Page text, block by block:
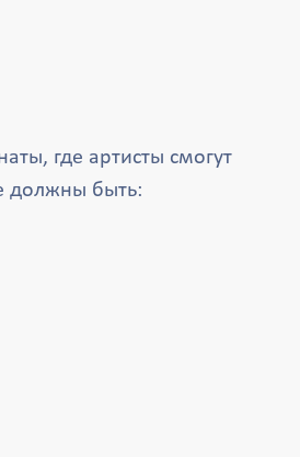
где артисты смогут
должны быть: